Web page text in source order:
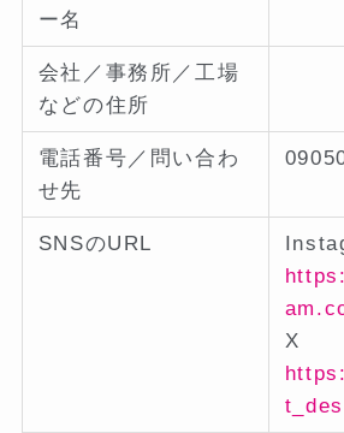
ー名
会社／事務所／工場
などの住所
電話番号／問い合わ
せ先
SNSのURL
X